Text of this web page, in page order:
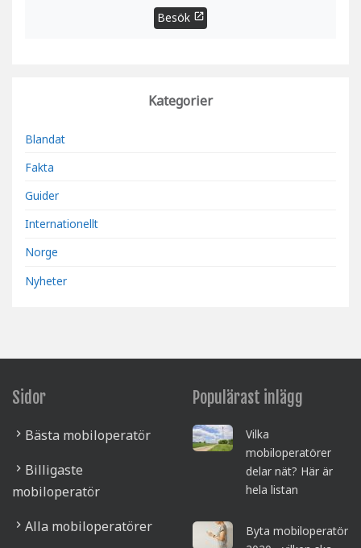
Besök open_in_new
Kategorier
Blandat
Fakta
Guider
Internationellt
Norge
Nyheter
Sidor
Bästa mobiloperatör
Billigaste
mobiloperatör
Alla mobiloperatörer
Populärast inlägg
Vilka
mobiloperatörer
delar nät? Här är
hela listan
Byta mobiloperatör